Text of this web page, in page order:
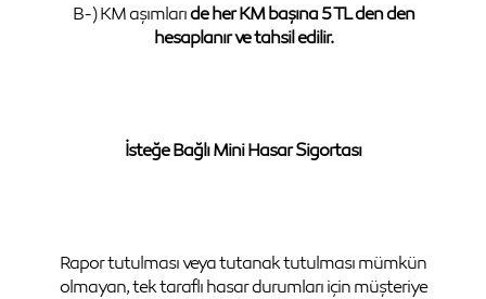
B-) KM aşımlarıde her KM başına 5 TL den den
hesaplanır ve tahsil edilir.
İsteğe Bağlı Mini Hasar Sigortası
Rapor tutulması veya tutanak tutulması mümkün
olmayan, tek taraflı hasar durumları için müşteriye